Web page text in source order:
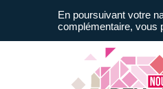
En poursuivant votre
complémentaire, vous